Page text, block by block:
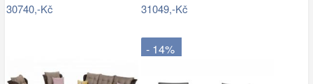
30740,-Kč 31049,-Kč
- 14%